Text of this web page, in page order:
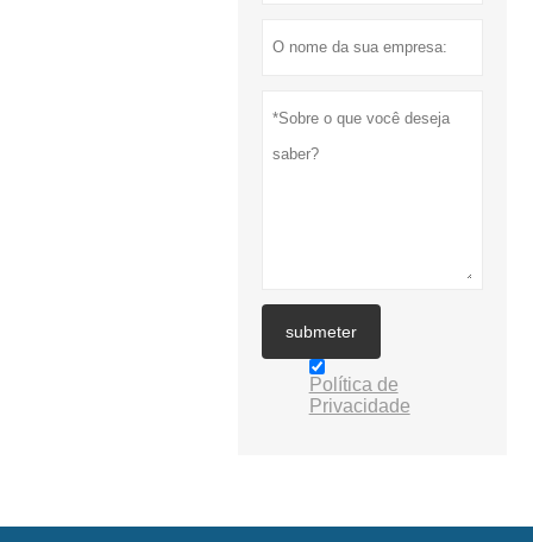
submeter
Política de
Privacidade